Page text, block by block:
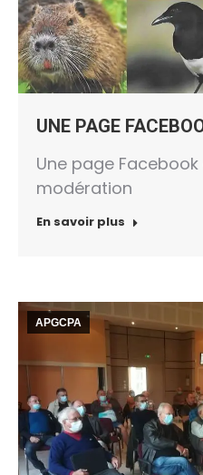
UNE PAGE
Une page
modération
En savoir plus
APGCPA